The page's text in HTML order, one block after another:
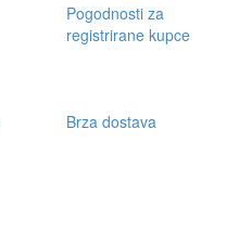
Pogodnosti za
registrirane kupce
Brza dostava